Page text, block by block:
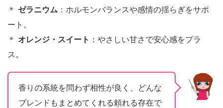
＊ ゼラニウム ：ホルモンバランスや感情の揺らぎをサポ
ート。
＊ オレンジ・スイート ：やさしい甘さで安心感をプラ
ス。
香りの系統を問わず相性が良く、どんな
ブレンドもまとめてくれる頼れる存在で